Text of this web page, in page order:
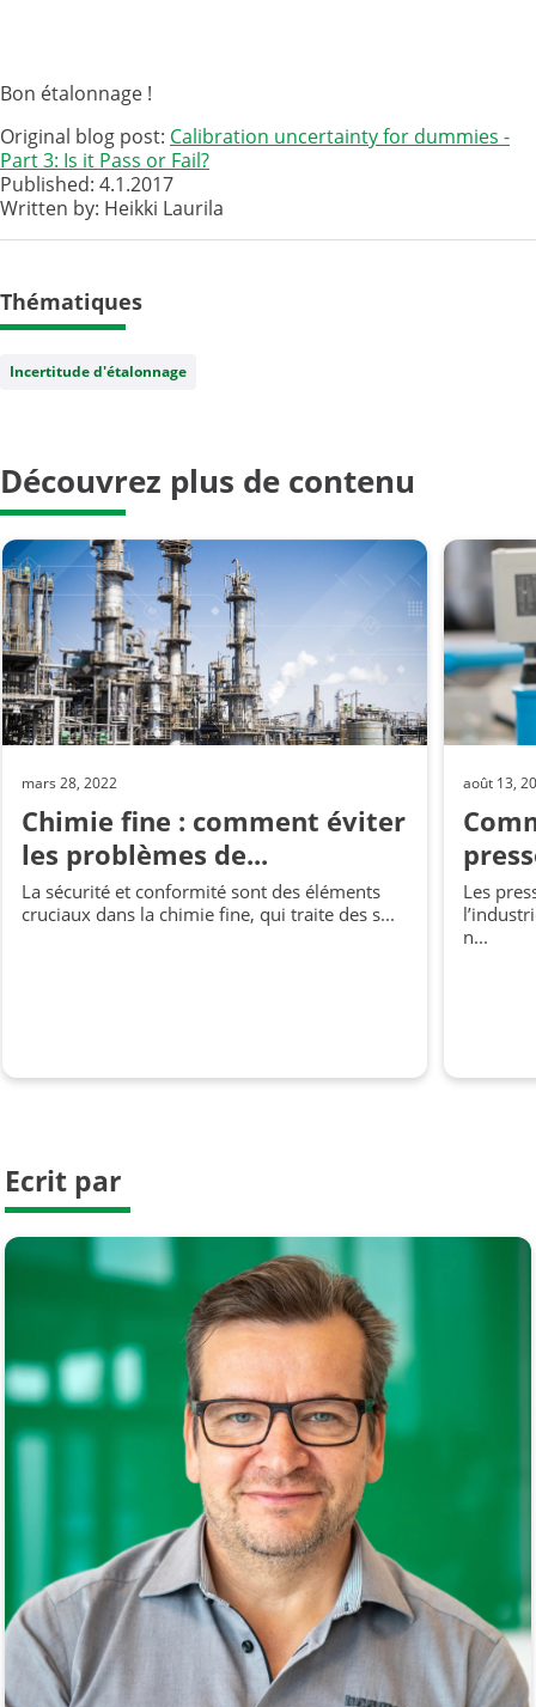
Bon étalonnage !
Original blog post: Calibration uncertainty for dummies -
Part 3: Is it Pass or Fail?
Published: 4.1.2017
Written by: Heikki Laurila
Thématiques
Incertitude d'étalonnage
Découvrez plus de contenu
mars 28, 2022
Chimie fine : comment éviter
les problèmes de...
La sécurité et conformité sont des éléments
cruciaux dans la chimie fine, qui traite des s...
août 13,
Les
n...
Ecrit par